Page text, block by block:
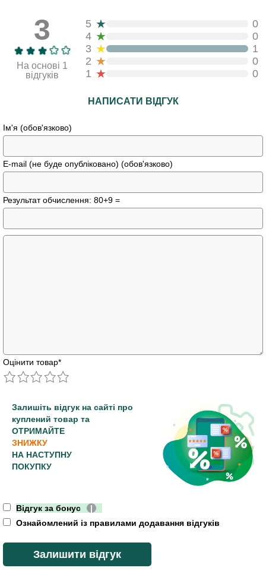
3
На основі 1
відгуків
5 ★
0
4 ★
0
3 ★
1
2 ★
0
1 ★ 0
НАПИСАТИ ВІДГУК
Ім'я (обов'язково)
E-mail (не буде опубліковано) (обов'язково)
Результат обчислення: 80+9 =
Оцінити товар*
Залишіть відгук на сайті про
куплений товар та
ОТРИМАЙТЕ
ЗНИЖКУ
НА НАСТУПНУ
ПОКУПКУ
Відгук за бонус
|
Ознайомлений із правилами додавання відгуків